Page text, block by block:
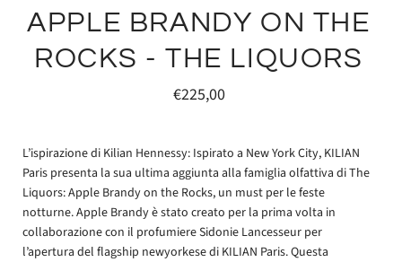
APPLE BRANDY ON THE
ROCKS - THE LIQUORS
€225,00
L’ispirazione di Kilian Hennessy: Ispirato a New York City, KILIAN
Paris presenta la sua ultima aggiunta alla famiglia olfattiva di The
Liquors: Apple Brandy on the Rocks, un must per le feste
notturne. Apple Brandy è stato creato per la prima volta in
collaborazione con il profumiere Sidonie Lancesseur per
l’apertura del flagship newyorkese di KILIAN Paris. Questa